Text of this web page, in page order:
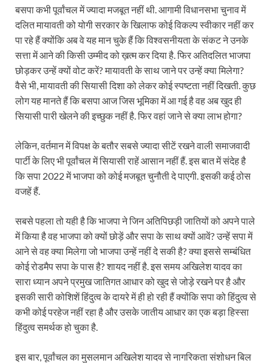
बसपा कभी पूर्वांचल में ज्यादा मजबूत नहीं थी. आगामी विधानसभा चुनाव में
दलित मायावती को योगी सरकार के खिलाफ कोई विकल्प स्वीकार नहीं कर
पा रहे हैं क्योंकि अब वे यह मान चुके हैं कि विश्वसनीयता के संकट ने उनके
सत्ता में आने की किसी उम्मीद को ख़त्म कर दिया है. फिर अतिदलित भाजपा
छोड़कर उन्हें क्यों वोट करें? मायावती के साथ जाने पर उन्हें क्या मिलेगा?
वैसे भी, मायावती की सियासी दिशा को लेकर कोई स्पष्टता नहीं दिखती. कुछ
लोग यह मानते हैं कि बसपा आज जिस भूमिका में आ गई है वह अब खुद ही
सियासी पारी खेलने की इच्छुक नहीं है. फिर वहां जाने से क्या लाभ होगा?
लेकिन, वर्तमान में विपक्ष के बतौर सबसे ज्यादा सीटें रखने वाली समाजवादी
पार्टी के लिए भी पूर्वांचल में सियासी राहें आसान नहीं हैं. इस बात में संदेह है
कि सपा 2022 में भाजपा को कोई मजबूत चुनौती दे पाएगी. इसकी कई ठोस
वजहें हैं.
सबसे पहला तो यही है कि भाजपा ने जिन अतिपिछड़ी जातियों को अपने पाले
में किया है वह भाजपा को क्यों छोड़ें और सपा के साथ क्यों आवें? उन्हें सपा में
आने से वह क्या मिलेगा जो भाजपा उन्हें नहीं दे सकी है? क्या इससे सम्बंधित
कोई रोडमैप सपा के पास है? शायद नहीं है. इस समय अखिलेश यादव का
सारा ध्यान अपने प्रमुख जातिगत आधार को खुद से जोड़े रखने पर है और
इसकी सारी कोशिशें हिंदुत्व के दायरे में ही हो रही हैं क्योंकि सपा को हिंदुत्व से
कभी कोई परहेज नहीं रहा है और उसके जातीय आधार का एक बड़ा हिस्सा
हिंदुत्व समर्थक हो चुका है.
इस बार, पूर्वांचल का मुसलमान अखिलेश यादव से नागरिकता संशोधन बिल